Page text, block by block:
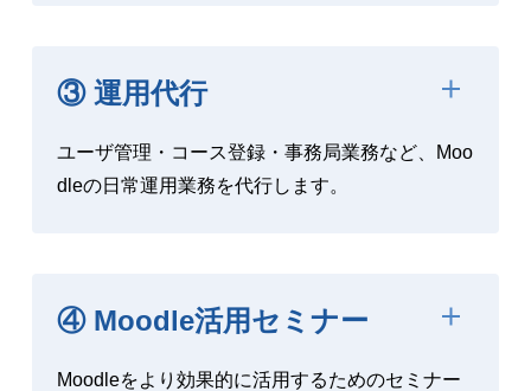
③ 運用代行
ユーザ管理・コース登録・事務局業務など、Moo
dleの日常運用業務を代行します。
④ Moodle活用セミナー
Moodleをより効果的に活用するためのセミナー